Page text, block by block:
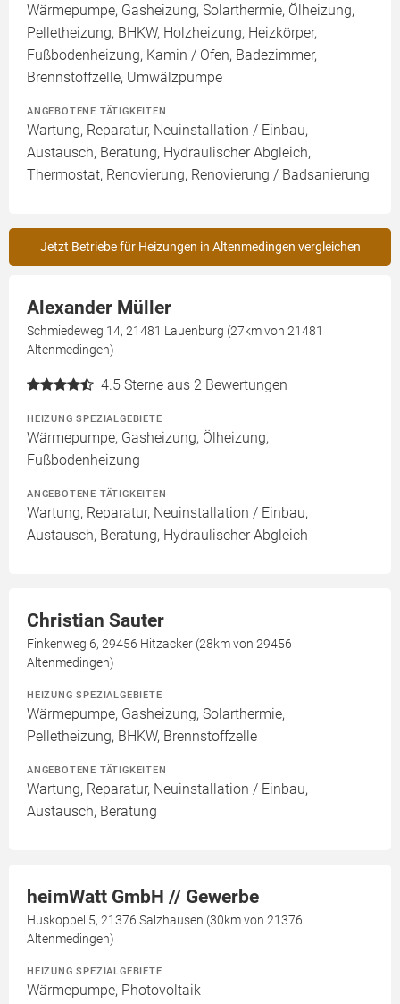
Wärmepumpe, Gasheizung, Solarthermie, Ölheizung,
Pelletheizung, BHKW, Holzheizung, Heizkörper,
Fußbodenheizung, Kamin / Ofen, Badezimmer,
Brennstoffzelle, Umwälzpumpe
ANGEBOTENE TÄTIGKEITEN
Wartung, Reparatur, Neuinstallation / Einbau,
Austausch, Beratung, Hydraulischer Abgleich,
Thermostat, Renovierung, Renovierung / Badsanierung
Jetzt Betriebe für Heizungen in Altenmedingen vergleichen
Alexander Müller
Schmiedeweg 14, 21481 Lauenburg (27km von 21481
Altenmedingen)
4.5 Sterne aus 2 Bewertungen
HEIZUNG SPEZIALGEBIETE
Wärmepumpe, Gasheizung, Ölheizung,
Fußbodenheizung
ANGEBOTENE TÄTIGKEITEN
Wartung, Reparatur, Neuinstallation / Einbau,
Austausch, Beratung, Hydraulischer Abgleich
Christian Sauter
Finkenweg 6, 29456 Hitzacker (28km von 29456
Altenmedingen)
HEIZUNG SPEZIALGEBIETE
Wärmepumpe, Gasheizung, Solarthermie,
Pelletheizung, BHKW, Brennstoffzelle
ANGEBOTENE TÄTIGKEITEN
Wartung, Reparatur, Neuinstallation / Einbau,
Austausch, Beratung
heimWatt GmbH // Gewerbe
Huskoppel 5, 21376 Salzhausen (30km von 21376
Altenmedingen)
HEIZUNG SPEZIALGEBIETE
Wärmepumpe, Photovoltaik